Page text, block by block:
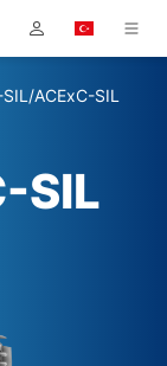
ACExC-SIL
SIL